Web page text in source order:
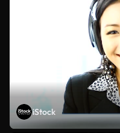
iStock